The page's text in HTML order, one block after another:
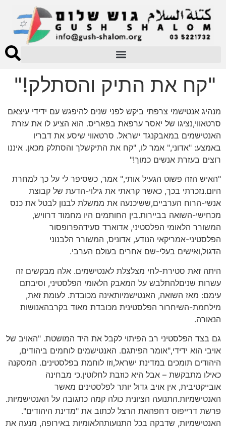
"קח את התיק והסתלק!"
מנהיג אנטישמי צרפתי ביקש לפני שנים להיפגש עם ידידי עיצאם
סרטאווי,נציגו של יאסר ערפאת בפאריס. הוא הציע לו את עזרת
האנטישמים במאבקנגד ישראל. סרטאווי שיסע את דבריו
באמצע: "אדוני," אמר לו, "קח את התיקשלך והסתלק מכאן. איננו
רוצים בעזרת אנשים כמוך!"
"האיש הזה פשוט הגעיל אותי," אמר, כשסיפר לי על כך למחרת
היום.נזכרתי בכך, כאשר קראתי את גילוי-הדעת של קבוצת
אנשי-הרוח הערביים,ששיכנעה את ממשלת לבנון לבטל את כנס
מכחישי-השואה בביירות.בין החותמים היו מחמוד דרוויש,
המשורר הלאומי הפלסטיני, אדוארד סעידהפרופסור
הפלסטיני-אמריקאי הנודע, אדוניס, המשורר הלבנוני
הדגול,ואישים בעלי-שם אחרים בעולם הערבי.
היתה זאת סטירת-לחי מצלצלת לאנטישמים. אלה מבקשים זה
עשרות שניםלהתלבש על המאבק הלאומי הפלסטיני, וסיבתם
עימם: מאז השואה, האנטישמיותאינה מכובדת. לעומת זאת,
מילחמת-השיחרור הפלסטינית מכובדת מאוד בקרבהאנושות
הנאורה.
גם בצד הפלסטיני רב הפיתוי לקבל את היד המושטת. "האויב של
אויבי הוא ידידי,"אומר הפיתגם. האנטישמים לוחמים ביהודים,
היהודים תומכים במדינת ישראל,וזו לוחמת בפלסטינים. המסקנה
כאילו מתבקשת – אבל היא כוזבת לחלוטין.כי מבחינה
אובייקטיבית, אין אויב גדול יותר לפלסטינים מאשר
האנטישמיות.התנועה הציונית כולה קמה כתגובה על האנטישמיות.
פרשת דרייפוס דחפהאת הרצל לכתוב את "מדינת היהודים".
האנטישמיות, שדבקה בכל התנועותהלאומיות באירופה, מנעה את